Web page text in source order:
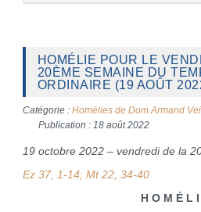
HOMÉLIE POUR LE
20ÈME SEMAINE DU
ORDINAIRE (19 AOÛT
Catégorie : Homélies de Dom Armand
Publication : 18 août 2022
19 octobre 2022 – vendredi de la
Ez 37, 1-14; Mt 22, 34-40
H O M É L